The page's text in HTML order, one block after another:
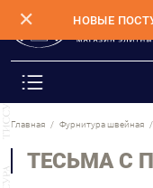
✕ НОВЫЕ
Главная Фурнитура швейная
ТЕСЬМА С